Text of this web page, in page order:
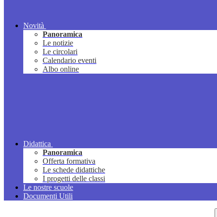
Novità
Panoramica
Le notizie
Le circolari
Calendario eventi
Albo online
Didattica
Panoramica
Offerta formativa
Le schede didattiche
I progetti delle classi
Le nostre scuole
Documenti Utili